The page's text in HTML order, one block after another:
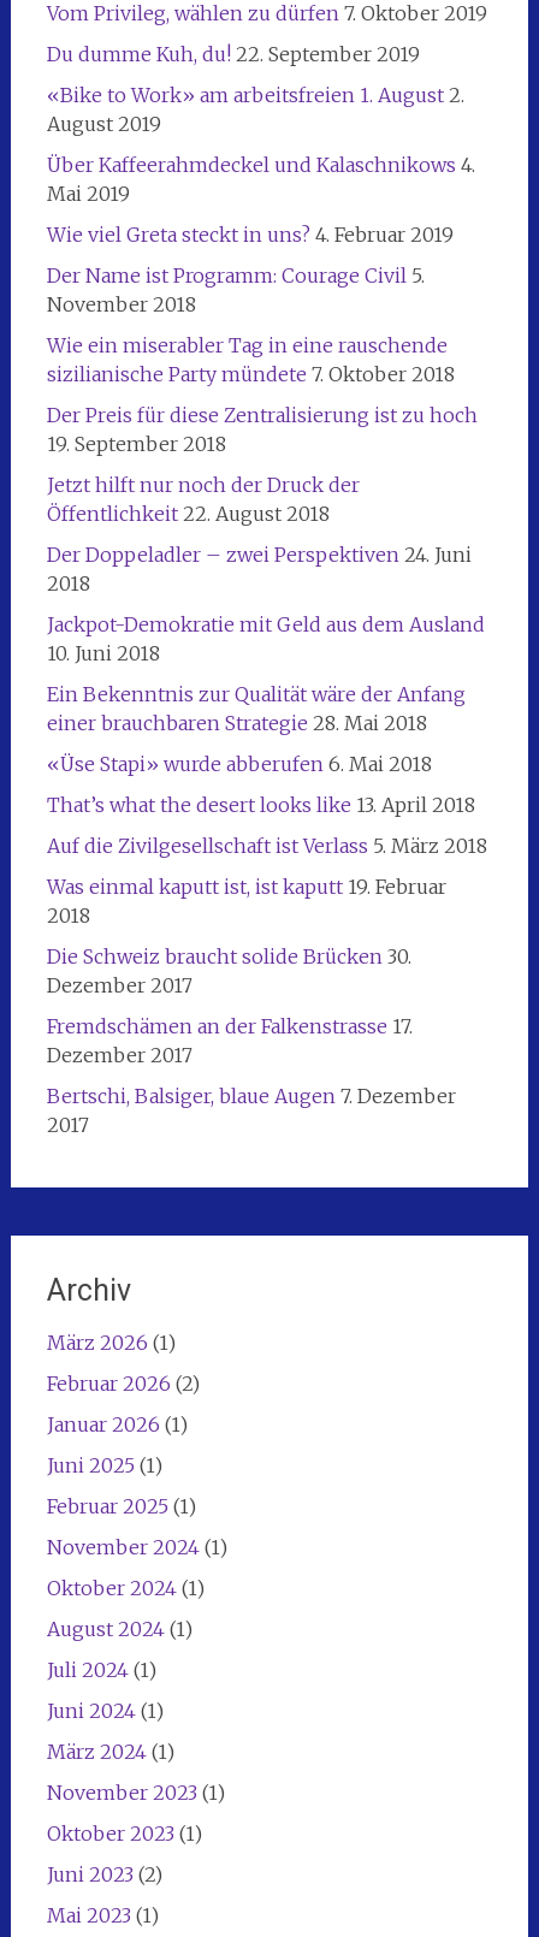
Vom Privileg, wählen zu dürfen 7. Oktober 2019
Du dumme Kuh, du! 22. September 2019
«Bike to Work» am arbeitsfreien 1. August 2.
August 2019
Über Kaffeerahmdeckel und Kalaschnikows 4.
Mai 2019
Wie viel Greta steckt in uns? 4. Februar 2019
Der Name ist Programm: Courage Civil 5.
November 2018
Wie ein miserabler Tag in eine rauschende
sizilianische Party mündete 7. Oktober 2018
Der Preis für diese Zentralisierung ist zu hoch
19. September 2018
Jetzt hilft nur noch der Druck der
Öffentlichkeit 22. August 2018
Der Doppeladler – zwei Perspektiven 24. Juni
2018
Jackpot-Demokratie mit Geld aus dem Ausland
10. Juni 2018
Ein Bekenntnis zur Qualität wäre der Anfang
einer brauchbaren Strategie 28. Mai 2018
«Üse Stapi» wurde abberufen 6. Mai 2018
That’s what the desert looks like 13. April 2018
Auf die Zivilgesellschaft ist Verlass 5. März 2018
Was einmal kaputt ist, ist kaputt 19. Februar
2018
Die Schweiz braucht solide Brücken 30.
Dezember 2017
Fremdschämen an der Falkenstrasse 17.
Dezember 2017
Bertschi, Balsiger, blaue Augen 7. Dezember
2017
Archiv
März 2026 (1)
Februar 2026 (2)
Januar 2026 (1)
Juni 2025 (1)
Februar 2025 (1)
November 2024(1)
Oktober 2024(1)
August 2024(1)
Juli 2024(1)
Juni 2024(1)
März 2024(1)
November 2023 (1)
Oktober 2023 (1)
Juni 2023 (2)
Mai 2023 (1)